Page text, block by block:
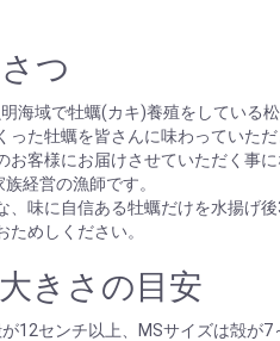
つ
海域で牡蠣(カキ)養殖をしている松
った牡蠣を皆さんに味わっていただ
お客様にお届けさせていただく事に
経営の漁師です。
、味に自信ある牡蠣だけを水揚げ後
ためしください。
きさの目安
12センチ以上、MSサイズは殻が